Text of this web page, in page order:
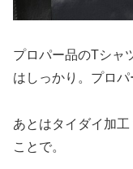
プロパー品のTシャ
はしっかり。プロパ
あとはタイダイ加
ことで。